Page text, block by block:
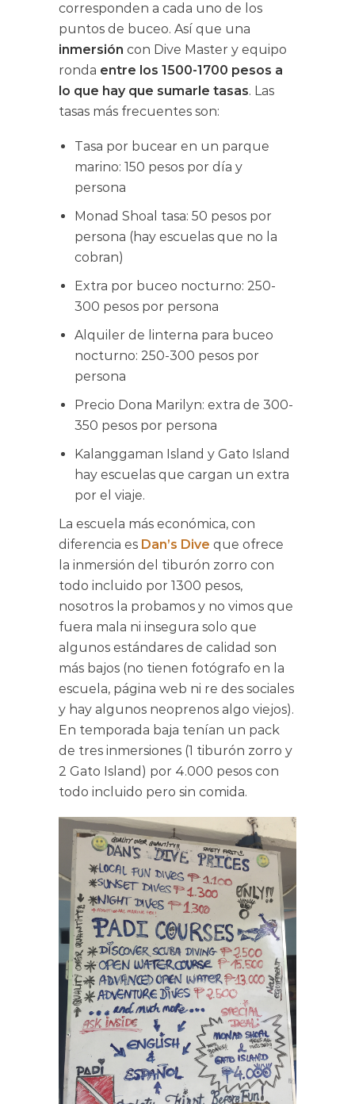
corresponden a cada uno de los
puntos de buceo. Así que una
inmersión con Dive Master y equipo
ronda entre los 1500-1700 pesos a
lo que hay que sumarle tasas. Las
tasas más frecuentes son:
Tasa por bucear en un parque
marino: 150 pesos por día y
persona
Monad Shoal tasa: 50 pesos por
persona (hay escuelas que no la
cobran)
Extra por buceo nocturno: 250-
300 pesos por persona
Alquiler de linterna para buceo
nocturno: 250-300 pesos por
persona
Precio Dona Marilyn: extra de 300-
350 pesos por persona
Kalanggaman Island y Gato Island
hay escuelas que cargan un extra
por el viaje.
La escuela más económica, con
diferencia es Dan’s Dive que ofrece
la inmersión del tiburón zorro con
todo incluido por 1300 pesos,
nosotros la probamos y no vimos que
fuera mala ni insegura solo que
algunos estándares de calidad son
más bajos (no tienen fotógrafo en la
escuela, página web ni re des sociales
y hay algunos neoprenos algo viejos).
En temporada baja tenían un pack
de tres inmersiones (1 tiburón zorro y
2 Gato Island) por 4.000 pesos con
todo incluido pero sin comida.